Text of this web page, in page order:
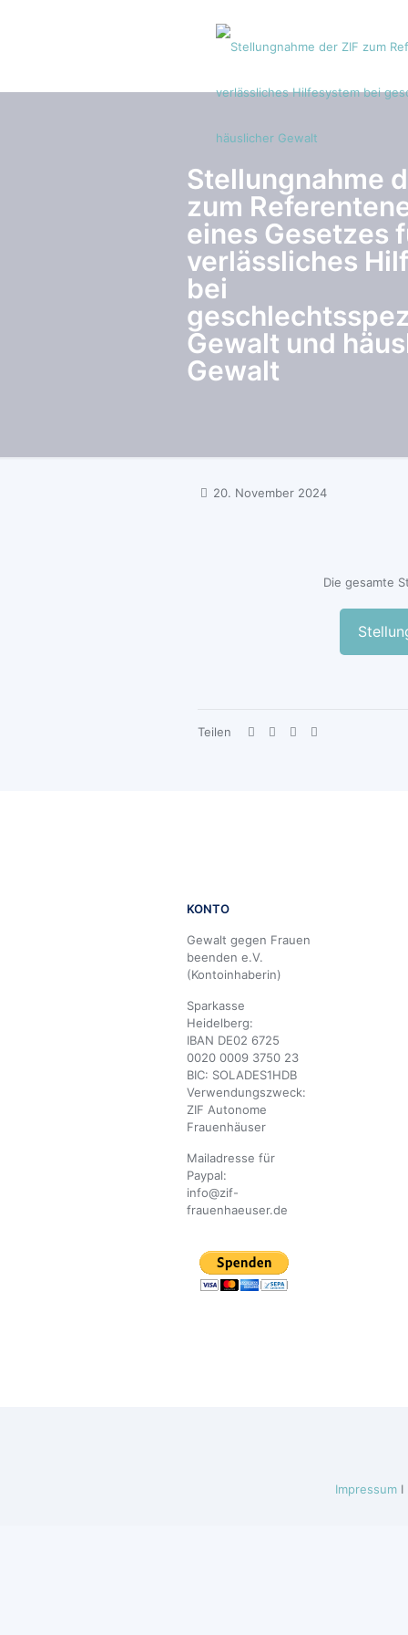
Stellungnahme
zum
eines Gesetzes
verlässliches
bei
Gewalt und
Gewalt
20. November 2024
Die gesamte
Teilen
KONTO
Gewalt gegen Frauen
beenden e.V.
(Kontoinhaberin)
Sparkasse
Heidelberg:
IBAN DE02 6725
0020 0009 3750 23
BIC: SOLADES1HDB
Verwendungszweck:
ZIF Autonome
Frauenhäuser
Mailadresse für
Paypal:
info@zif-
frauenhaeuser.de
ImpressumI